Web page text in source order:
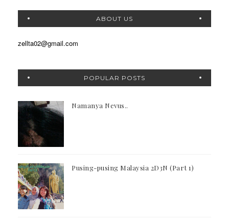
ABOUT US
zellta02@gmail.com
POPULAR POSTS
Namanya Nevus..
Pusing-pusing Malaysia 2D3N (Part 1)